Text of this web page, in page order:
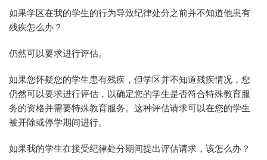
如果学区在我的学生的行为导致纪律处分之前并不知道他患有
残疾怎么办？
仍然可以要求进行评估。
如果您怀疑您的学生患有残疾，但学区并不知道残疾情况，您
仍然可以要求进行评估，以确定您的学生是否符合特殊教育服
务的资格并需要特殊教育服务。这种评估请求可以在您的学生
被开除或停学期间进行。
如果我的学生在接受纪律处分期间提出评估请求，该怎么办？